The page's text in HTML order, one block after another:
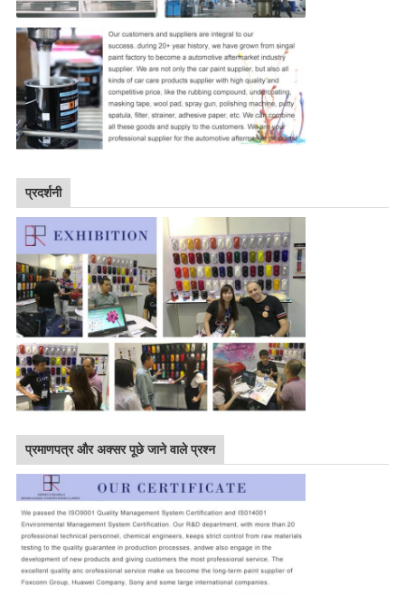
प्रदर्शनी
प्रमाणपत्र और अक्सर पूछे जाने वाले प्रश्न